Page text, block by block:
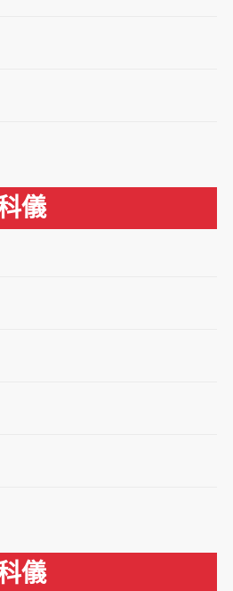
儀
儀